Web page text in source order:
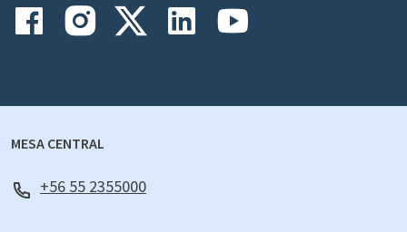
MESA CENTRAL
+56 55 2355000